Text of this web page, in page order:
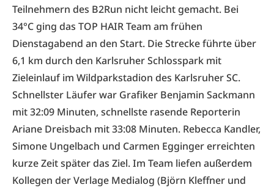
Teilnehmern des B2Run nicht leicht gemacht. Bei
34°C ging das TOP HAIR Team am frühen
Dienstagabend an den Start. Die Strecke führte über
6,1 km durch den Karlsruher Schlosspark mit
Zieleinlauf im Wildparkstadion des Karlsruher SC.
Schnellster Läufer war Grafiker Benjamin Sackmann
mit 32:09 Minuten, schnellste rasende Reporterin
Ariane Dreisbach mit 33:08 Minuten. Rebecca Kandler,
Simone Ungelbach und Carmen Egginger erreichten
kurze Zeit später das Ziel. Im Team liefen außerdem
Kollegen der Verlage Medialog (Björn Kleffner und